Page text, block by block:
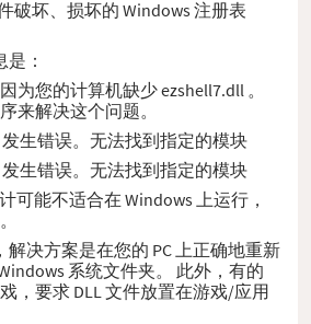
破坏、损坏的 Windows 注册表
：
为您的计算机缺少 ezshell7.dll 。
来解决这个问题。
发生错误。无法找到指定的模块
发生错误。无法找到指定的模块
可能不适合在 Windows 上运行，
决方案是在您的 PC 上正确地重新
系统文件夹。 此外，有的
，要求 DLL 文件放置在游戏/应用